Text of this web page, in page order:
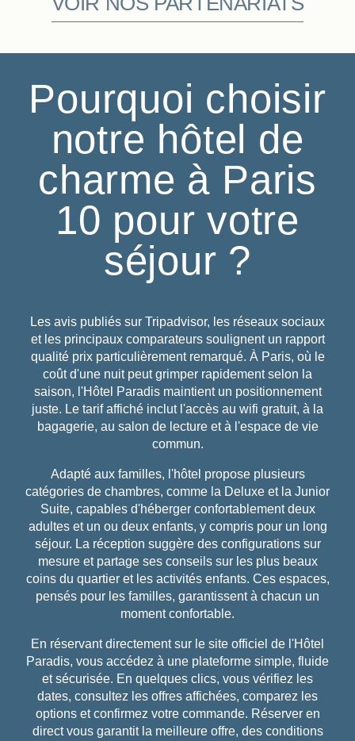
Pourquoi choisir
notre hôtel de
charme à Paris
10 pour votre
séjour ?
Les avis publiés sur Tripadvisor, les réseaux sociaux
et les principaux comparateurs soulignent un rapport
qualité prix particulièrement remarqué. À Paris, où le
coût d'une nuit peut grimper rapidement selon la
saison, l'Hôtel Paradis maintient un positionnement
juste. Le tarif affiché inclut l'accès au wifi gratuit, à la
bagagerie, au salon de lecture et à l'espace de vie
commun.
Adapté aux familles, l'hôtel propose plusieurs
catégories de chambres, comme la Deluxe et la Junior
Suite, capables d'héberger confortablement deux
adultes et un ou deux enfants, y compris pour un long
séjour. La réception suggère des configurations sur
mesure et partage ses conseils sur les plus beaux
coins du quartier et les activités enfants. Ces espaces,
pensés pour les familles, garantissent à chacun un
moment confortable.
En réservant directement sur le site officiel de l'Hôtel
Paradis, vous accédez à une plateforme simple, fluide
et sécurisée. En quelques clics, vous vérifiez les
dates, consultez les offres affichées, comparez les
options et confirmez votre commande. Réserver en
direct vous garantit la meilleure offre, des conditions